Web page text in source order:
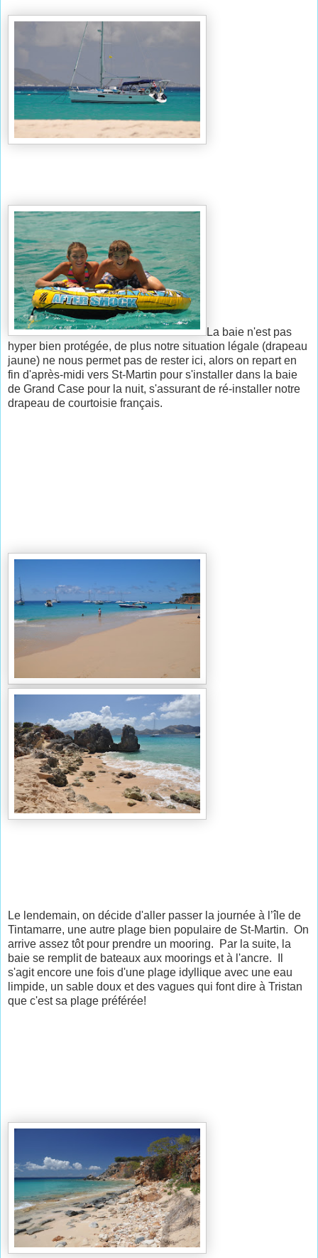
La baie n'est pas
hyper bien protégée, de plus notre situation légale (drapeau
jaune) ne nous permet pas de rester ici, alors on repart en
fin d'après-midi vers St-Martin pour s'installer dans la baie
de Grand Case pour la nuit, s'assurant de ré-installer notre
drapeau de courtoisie français.
Le lendemain, on décide d'aller passer la journée à l’île de
Tintamarre, une autre plage bien populaire de St-Martin. On
arrive assez tôt pour prendre un mooring. Par la suite, la
baie se remplit de bateaux aux moorings et à l'ancre. Il
s'agit encore une fois d'une plage idyllique avec une eau
limpide, un sable doux et des vagues qui font dire à Tristan
que c'est sa plage préférée!